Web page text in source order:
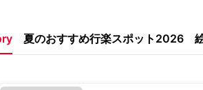
夏のおすすめ行楽スポット2026